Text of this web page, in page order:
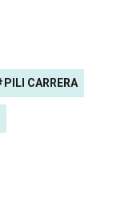
PILI CARRERA